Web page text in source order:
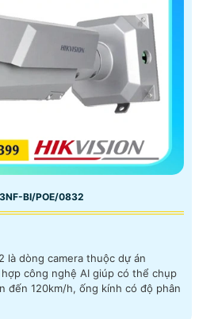
BI/POE/0832
là dòng camera thuộc dự án
công nghệ AI giúp có thể chụp
đến 120km/h, ống kính có độ phân